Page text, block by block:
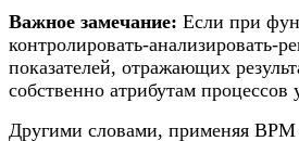
Важное замечание: Если при
контролировать-анализировать-
показателей, отражающих
собственно атрибутам процессов
Другими словами, применяя